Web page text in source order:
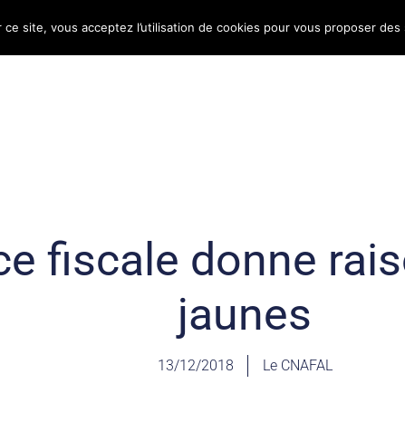
Bulletin d’information Infos conso
fiscale donne
jaunes
13/12/2018 Le CNAFAL
site, vous acceptez l’utilisation de cookies pour vous proposer